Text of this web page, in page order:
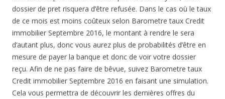
dossier de pret risquera d’être refusée. Dans le cas où le taux
de ce mois est moins coûteux selon Barometre taux Credit
immobilier Septembre 2016, le montant à rendre le sera
d’autant plus, donc vous aurez plus de probabilités d’être en
mesure de payer la banque et donc de voir votre dossier
reçu. Afin de ne pas faire de bêvue, suivez Barometre taux
Credit immobilier Septembre 2016 en faisant une simulation.
Cela vous permettra de découvrir les dernières offres du